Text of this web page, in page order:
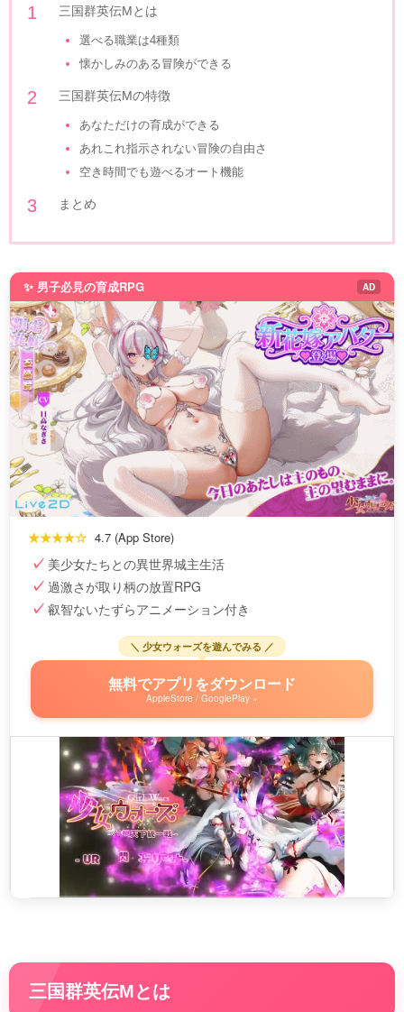
三国群英伝Mとは
選べる職業は4種類
懐かしみのある冒険ができる
三国群英伝Mの特徴
あなただけの育成ができる
あれこれ指示されない冒険の自由さ
空き時間でも遊べるオート機能
まとめ
✨ 男子必見の育成RPG AD
★★★★☆ 4.7 (App Store)
美少女たちとの異世界城主生活
過激さが取り柄の放置RPG
叡智ないたずらアニメーション付き
＼ 少女ウォーズを遊んでみる ／
無料でアプリをダウンロード
AppleStore / GooglePlay »
三国群英伝Mとは